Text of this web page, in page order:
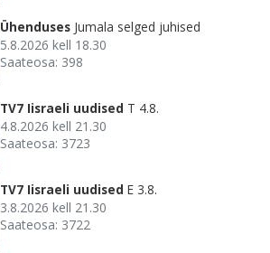
Ühenduses Jumala selged juhised
5.8.2026 kell 18.30
Saateosa: 398
TV7 Iisraeli uudised T 4.8.
4.8.2026 kell 21.30
Saateosa: 3723
TV7 Iisraeli uudised E 3.8.
3.8.2026 kell 21.30
Saateosa: 3722